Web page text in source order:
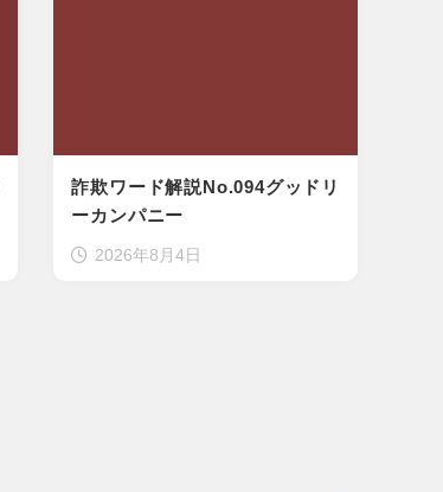
詐欺ワード解説No.094グッドリ
ーカンパニー
2026年8月4日